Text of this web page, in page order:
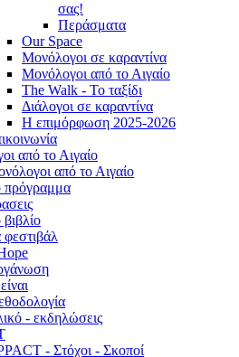
σας!
Περάσματα
Our Space
Μονόλογοι σε καραντίνα
Μονόλογοι από το Αιγαίο
The Walk - Το ταξίδι
Διάλογοι σε καραντίνα
Η επιμόρφωση 2025-2026
από το Αιγαίο
από το Αιγαίο
πρόγραμμα
- εκδηλώσεις
- Στόχοι - Σκοποί